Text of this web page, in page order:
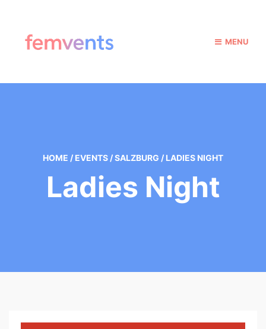
MENU
HOME / EVENTS /SALZBURG / LADIES NIGHT
Ladies Night